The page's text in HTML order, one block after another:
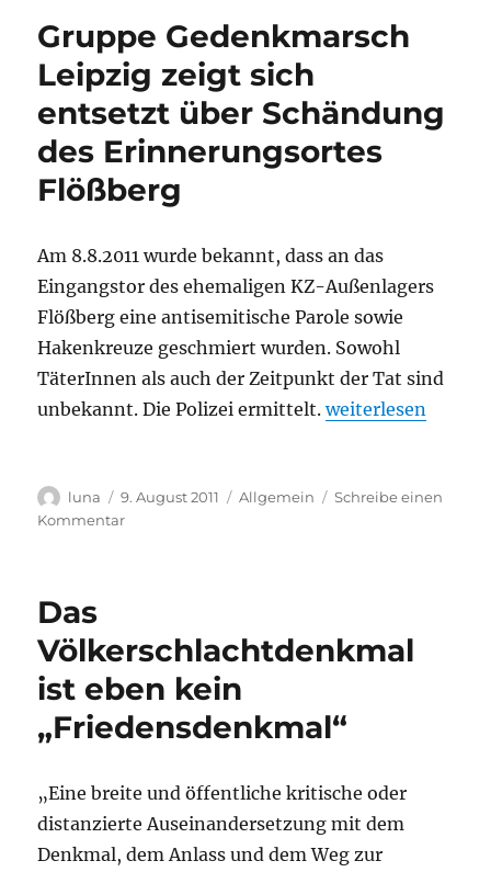
von
Anti-
Nazi-
Aktionen
in
Hör-
und
Kundgebung
am
Völkerschlachtdenkmal
Gruppe Gedenkmarsch
Leipzig zeigt sich
entsetzt über Schändung
des Erinnerungsortes
Flößberg
Am 8.8.2011 wurde bekannt, dass an das
Eingangstor des ehemaligen KZ-Außenlagers
Flößberg eine antisemitische Parole sowie
Hakenkreuze geschmiert wurden. Sowohl
TäterInnen als auch der Zeitpunkt der Tat sind
unbekannt. Die Polizei ermittelt.„Gruppe
weiterlesen
Autor
luna
Veröffentlicht
am
9. August 2011 Kategorien
Allgemein
Schreibe einen
Kommentarzu
entsetzt
über
Schändung
des
Das
Völkerschlachtdenkmal
ist eben kein
„Friedensdenkmal“
„Eine breite und öffentliche kritische oder
distanzierte Auseinandersetzung mit dem
Denkmal, dem Anlass und dem Weg zur